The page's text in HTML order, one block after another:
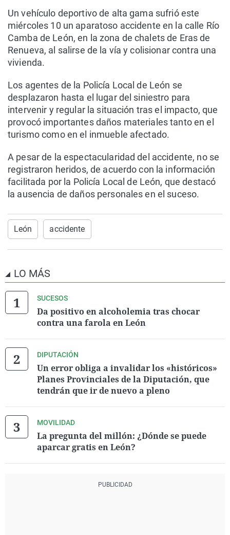
Un vehículo deportivo de alta gama sufrió este
miércoles 10 un aparatoso accidente en la calle Río
Camba de León, en la zona de chalets de Eras de
Renueva, al salirse de la vía y colisionar contra una
vivienda.
Los agentes de la Policía Local de León se
desplazaron hasta el lugar del siniestro para
intervenir y regular la situación tras el impacto, que
provocó importantes daños materiales tanto en el
turismo como en el inmueble afectado.
A pesar de la espectacularidad del accidente, no se
registraron heridos, de acuerdo con la información
facilitada por la Policía Local de León, que destacó
la ausencia de daños personales en el suceso.
León accidente
LO MÁS
SUCESOS
Da positivo en alcoholemia tras chocar
contra una farola en León
DIPUTACIÓN
Un error obliga a invalidar los «históricos»
Planes Provinciales de la Diputación, que
tendrán que ir de nuevo a pleno
MOVILIDAD
La pregunta del millón: ¿Dónde se puede
aparcar gratis en León?